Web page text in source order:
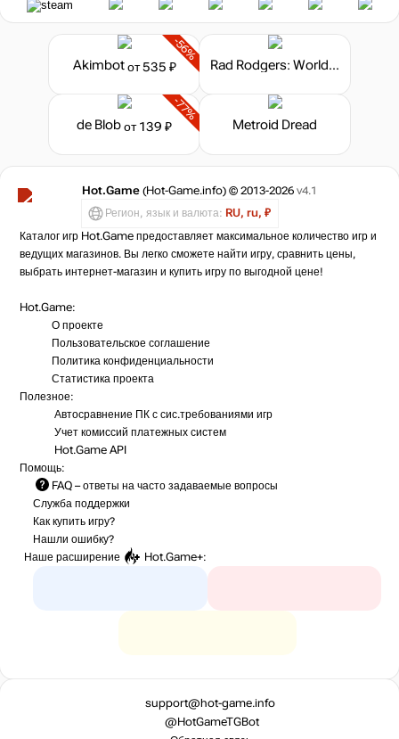
-56%
Akimbotот 535 ₽ Rad Rodgers: World One
-77%
de Blobот 139 ₽ Metroid Dread
Hot.Game (Hot-Game.info) © 2013-2026 v4.1
Регион, язык и валюта: RU, ru, ₽
Каталог игр Hot.Game предоставляет максимальное количество игр и
ведущих магазинов. Вы легко сможете найти игру, сравнить цены,
выбрать интернет-магазин и купить игру по выгодной цене!
Hot.Game:
О проекте
Пользовательское соглашение
Политика конфиденциальности
Статистика проекта
Полезное:
Автосравнение ПК с сис.требованиями игр
Учет комиссий платежных систем
Hot.Game API
Помощь:
FAQ – ответы на часто задаваемые вопросы
Служба поддержки
Как купить игру?
Нашли ошибку?
Наше расширение
Hot.Game+:
support@hot-game.info
@HotGameTGBot